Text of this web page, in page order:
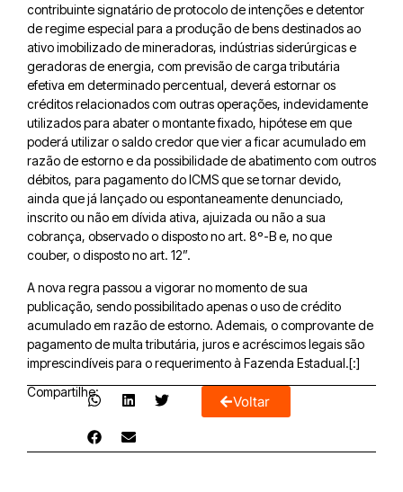
contribuinte signatário de protocolo de intenções e detentor
de regime especial para a produção de bens destinados ao
ativo imobilizado de mineradoras, indústrias siderúrgicas e
geradoras de energia, com previsão de carga tributária
efetiva em determinado percentual, deverá estornar os
créditos relacionados com outras operações, indevidamente
utilizados para abater o montante fixado, hipótese em que
poderá utilizar o saldo credor que vier a ficar acumulado em
razão de estorno e da possibilidade de abatimento com outros
débitos, para pagamento do ICMS que se tornar devido,
ainda que já lançado ou espontaneamente denunciado,
inscrito ou não em dívida ativa, ajuizada ou não a sua
cobrança, observado o disposto no art. 8º-B e, no que
couber, o disposto no art. 12”.
A nova regra passou a vigorar no momento de sua
publicação, sendo possibilitado apenas o uso de crédito
acumulado em razão de estorno. Ademais, o comprovante de
pagamento de multa tributária, juros e acréscimos legais são
imprescindíveis para o requerimento à Fazenda Estadual.[:]
Compartilhe:
Voltar